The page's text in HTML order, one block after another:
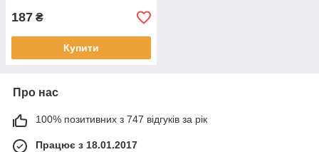
187 ₴
Купити
Про нас
100% позитивних з 747 відгуків за рік
Працює з 18.01.2017